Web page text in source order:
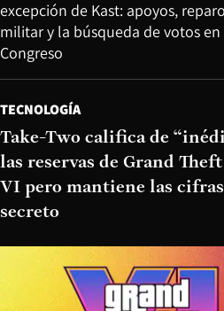
excepción de Kast: apoyos,
militar y la búsqueda de votos en
Congreso
TECNOLOGÍA
Take-Two califica de
las reservas de Grand
VI pero mantiene las
secreto